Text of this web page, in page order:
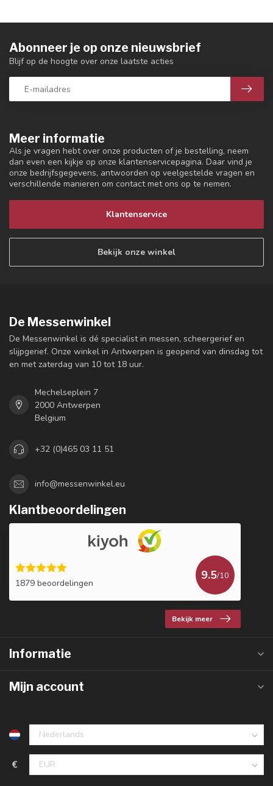
Meer informatie
Als je vragen hebt over onze producten of je bestelling, neem
dan even een kijkje op onze klantenservicepagina. Daar vind je
onze bedrijfsgegevens, antwoorden op veelgestelde vragen en
verschillende manieren om contact met ons op te nemen.
Klantenservice
Bekijk onze winkel
Abonneer je op onze nieuwsbrief
Blijf op de hoogte over onze laatste acties
De Messenwinkel
De Messenwinkel is dé specialist in messen, scheergerief en
slijpgerief. Onze winkel in Antwerpen is geopend van dinsdag tot
en met zaterdag van 10 tot 18 uur.
Mechelseplein 7
2000 Antwerpen
Belgium
+32 (0)465 03 11 51
info@messenwinkel.eu
Klantbeoordelingen
1879 beoordelingen
9.5/10
Bekijk meer
Informatie
Mijn account
€